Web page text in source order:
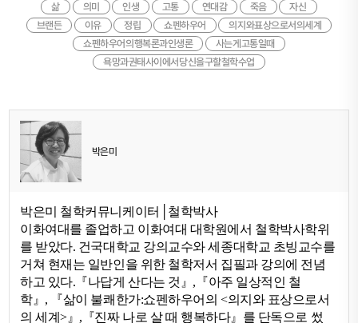
삶 의미 인생 고통 연대감 죽음
자신
브랜든
이유 정립 쇼펜하우어
의지와표상으로서의세계
쇼펜하우어의행복론과인생론
사는게고통일때
욕망과권태사이에서당신을구할철학수업
박은미
박은미 철학커뮤니케이터
철학박사
이화여대를 졸업하고 이화여대 대학원에서 철학박사학위
를 받았다. 건국대학교 강의교수와 세종대학교 초빙교수를
거쳐 현재는 일반인을 위한 철학저서 집필과 강의에 전념
하고 있다. 『나답게 산다는 것 』 , 『아주 일상적인 철
학』 , 『삶이 불쾌한가:쇼펜하우어의<의지와 표상으로서
의 세계>』 , 『진짜 나로 살 때 행복하다』 를 단독으로 썼